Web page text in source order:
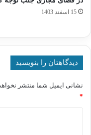
15 اسفند 1403
دیدگاهتان را بنویسید
نشانی ایمیل شما منتشر
*